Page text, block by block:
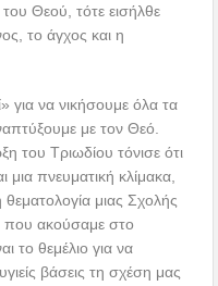
Θεού, τότε εισήλθε
το άγχος και η
για να νικήσουμε όλα τα
με τον Θεό.
του Τριωδίου τόνισε ότι
μια πνευματική κλίμακα,
μιας Σχολής
που ακούσαμε στο
το θεμέλιο για να
βάσεις τη σχέση μας